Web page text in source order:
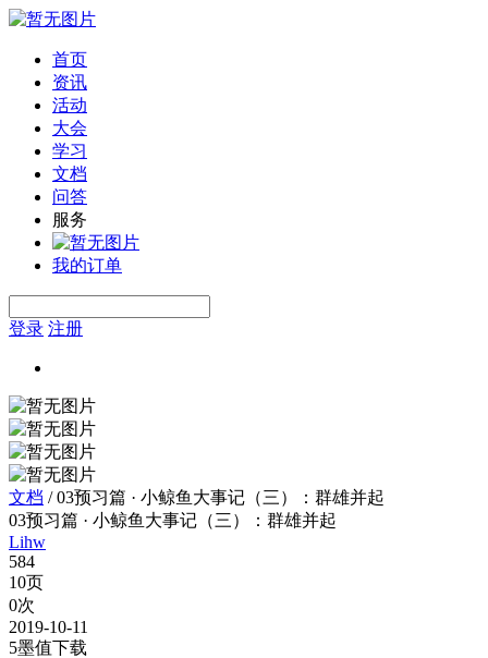
首页
资讯
活动
大会
学习
文档
问答
服务
我的订单
登录 注册
文档 /03预习篇 · 小鲸鱼大事记（三）：群雄并起
03预习篇 · 小鲸鱼大事记（三）：群雄并起
Lihw
584
10页
0次
2019-10-11
5墨值下载